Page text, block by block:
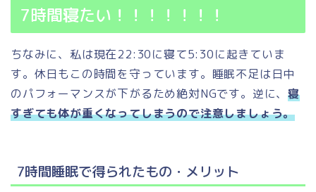
7時間寝たい！！！！！！！
ちなみに、私は現在22:30に寝て5:30に起きていま
す。休日もこの時間を守っています。睡眠不足は日中
のパフォーマンスが下がるため絶対NGです。逆に、寝
すぎても体が重くなってしまうので注意しましょう。
7時間睡眠で得られたもの・メリット